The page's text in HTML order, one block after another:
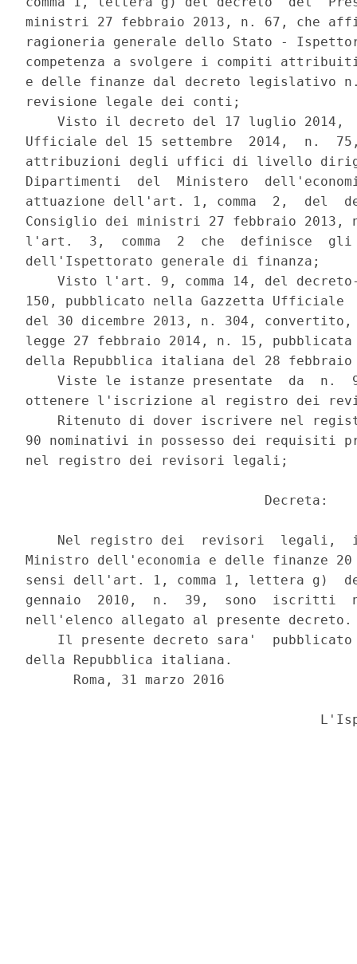
ministri 27 febbraio 2013, n. 67, che
ragioneria generale dello Stato -
competenza a svolgere i compiti
e delle finanze dal decreto legislativo
revisione legale dei conti;
Visto il decreto del 17 luglio 2014,
Ufficiale del 15 settembre  2014,  n.
attribuzioni degli uffici di livello
Dipartimenti  del  Ministero
attuazione dell'art. 1, comma  2,  del
Consiglio dei ministri 27 febbraio
l'art.  3,  comma  2  che  definisce
dell'Ispettorato generale di finanza;
Visto l'art. 9, comma 14, del
150, pubblicato nella Gazzetta
del 30 dicembre 2013, n. 304,
legge 27 febbraio 2014, n. 15,
della Repubblica italiana del 28
Viste le istanze presentate  da  n.
ottenere l'iscrizione al registro dei
Ritenuto di dover iscrivere nel
90 nominativi in possesso dei
nel registro dei revisori legali;
                              Decreta:
Nel registro dei  revisori  legali,
Ministro dell'economia e delle finanze
sensi dell'art. 1, comma 1, lettera g)
gennaio  2010,  n.  39,  sono  iscritti
nell'elenco allegato al presente
Il presente decreto sara'
della Repubblica italiana.
      Roma, 31 marzo 2016